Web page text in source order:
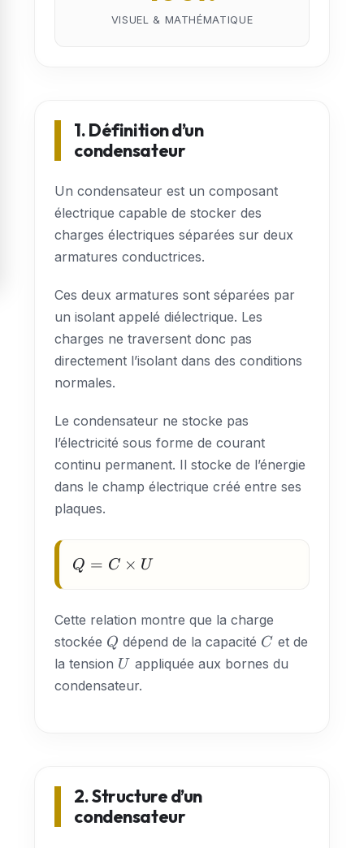
VISUEL & MATHÉMATIQUE
1. Définition d’un
condensateur
Un condensateur est un composant
électrique capable de stocker des
charges électriques séparées sur deux
armatures conductrices.
Ces deux armatures sont séparées par
un isolant appelé diélectrique. Les
charges ne traversent donc pas
directement l’isolant dans des conditions
normales.
Le condensateur ne stocke pas
l’électricité sous forme de courant
continu permanent. Il stocke de l’énergie
dans le champ électrique créé entre ses
plaques.
Q = C
Q = C × U
Cette relation montre que la charge
stockée Q
Q dépend de la capacité C
C et de
la tension U
U appliquée aux bornes du
condensateur.
2. Structure d’un
condensateur